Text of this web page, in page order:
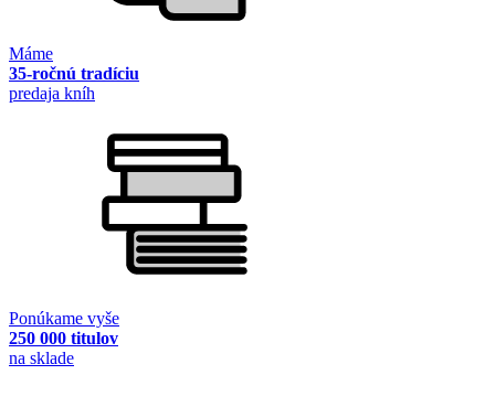
Máme
35-ročnú tradíciu
predaja kníh
Ponúkame vyše
250 000 titulov
na sklade